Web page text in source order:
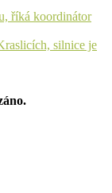
říká koordinátor
silnice je